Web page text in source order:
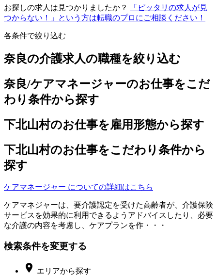
お探しの求人は見つかりましたか？
「ピッタリの求人が見
つからない！」という方は転職のプロにご相談ください！
各条件で絞り込む
奈良の介護求人の職種を絞り込む
奈良/ケアマネージャーのお仕事をこだ
わり条件から探す
下北山村のお仕事を雇用形態から探す
下北山村のお仕事をこだわり条件から
探す
ケアマネージャー についての詳細はこちら
ケアマネジャーは、要介護認定を受けた高齢者が、介護保険
サービスを効果的に利用できるようアドバイスしたり、必要
な介護の内容を考慮し、ケアプランを作・・・
検索条件を変更する
 エリアから探す